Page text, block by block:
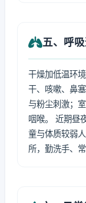
五、呼
干燥加低温环
干、咳嗽、鼻
与粉尘刺激；
咽喉。 近期昼
童与体质较弱
所，勤洗手、